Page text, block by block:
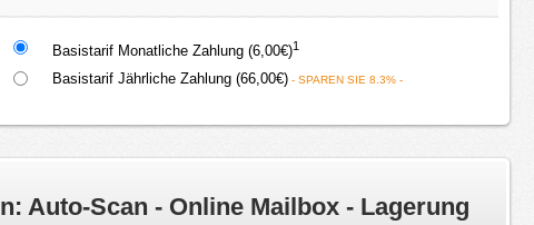
Basistarif Monatliche Zahlung (6,00€)1
Basistarif Jährliche Zahlung (66,00€) - SPAREN SIE 8.3% -
Auto-Scan - Online Mailbox - Lagerung